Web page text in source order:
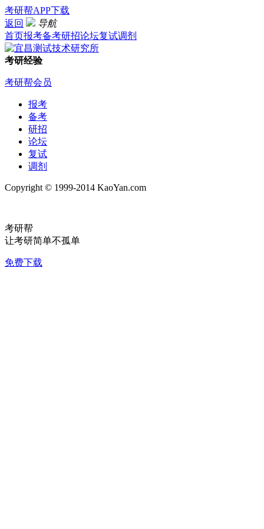
考研帮APP下载
返回
导航
首页报考备考研招论坛复试调剂
考研经验
考研帮会员
报考
备考
研招
论坛
复试
调剂
Copyright © 1999-2014 KaoYan.com
考研帮
让考研简单不孤单
免费下载